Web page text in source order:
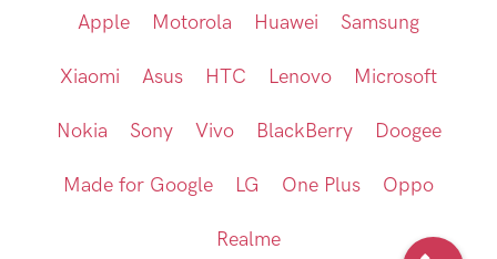
Apple Motorola Huawei Samsung
Xiaomi Asus HTC Lenovo Microsoft
Nokia Sony Vivo BlackBerry Doogee
Made for Google LG One Plus Oppo
Realme